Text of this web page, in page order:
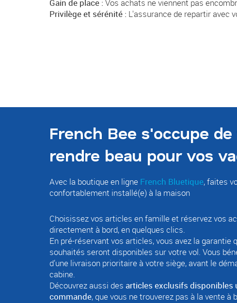
Gain de place : Vos achats ne viennent pas
Privilège et sérénité : L'assurance de repartir avec
French Bee s'occupe
rendre beau pour vos
Avec la boutique en ligne French Bluetique, faites
confortablement installé(e) à la maison
Choisissez vos articles en famille et réservez vos
directement à bord, en quelques clics.
En pré-réservant vos articles, vous avez la garantie
souhaités seront disponibles sur votre vol. Vous
d’une livraison prioritaire à votre siège, avant le
cabine.
Découvrez aussi des articles exclusifs disponibles
commande, que vous ne trouverez pas à la vente à